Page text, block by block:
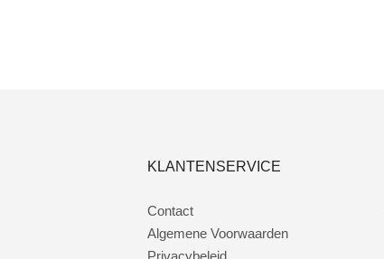
KLANTENSERVICE
Contact
Algemene Voorwaarden